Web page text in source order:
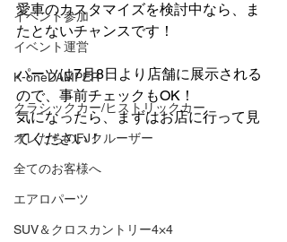
イベント参加
イベント運営
K-oneDAMPER
クラシックカー/ヒストリックカー
オレたちのFJクルーザー
全てのお客様へ
エアロパーツ
SUV＆クロスカントリー4×4
愛車のカスタマイズを検討中なら、ま
たとないチャンスです！
パーツは7月8日より店舗に展示される
ので、事前チェックもOK！
気になったら、まずはお店に行って見
てください！